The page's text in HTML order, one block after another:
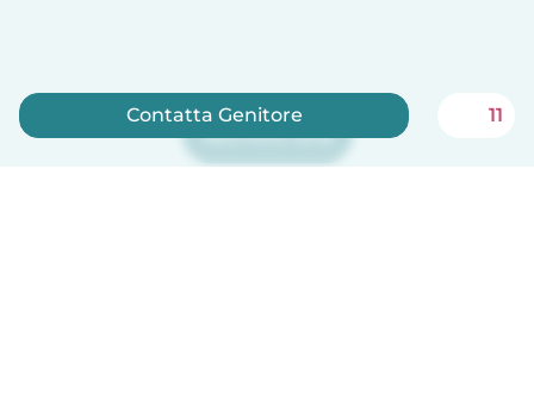
Iscriviti ora
Contatta Genitore 11